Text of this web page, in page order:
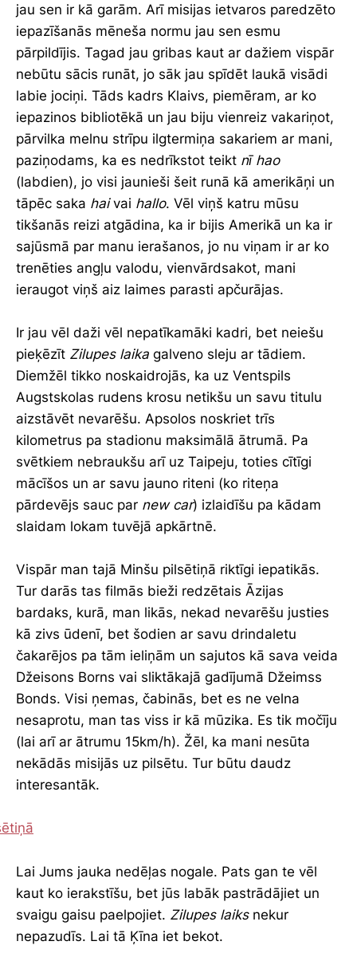
jau sen ir kā garām. Arī misijas ietvaros paredzēto
iepazīšanās mēneša normu jau sen esmu
pārpildījis. Tagad jau gribas kaut ar dažiem vispār
nebūtu sācis runāt, jo sāk jau spīdēt laukā visādi
labie jociņi. Tāds kadrs Klaivs, piemēram, ar ko
iepazinos bibliotēkā un jau biju vienreiz vakariņot,
pārvilka melnu strīpu ilgtermiņa sakariem ar mani,
paziņodams, ka es nedrīkstot teikt nī hao
(labdien), jo visi jaunieši šeit runā kā amerikāņi un
tāpēc saka haivai hallo. Vēl viņš katru mūsu
tikšanās reizi atgādina, ka ir bijis Amerikā un ka ir
sajūsmā par manu ierašanos, jo nu viņam ir ar ko
trenēties angļu valodu, vienvārdsakot, mani
ieraugot viņš aiz laimes parasti apčurājas.
Ir jau vēl daži vēl nepatīkamāki kadri, bet neiešu
pieķēzīt Zilupes laika galveno sleju ar tādiem.
Diemžēl tikko noskaidrojās, ka uz Ventspils
Augstskolas rudens krosu netikšu un savu titulu
aizstāvēt nevarēšu. Apsolos noskriet trīs
kilometrus pa stadionu maksimālā ātrumā. Pa
svētkiem nebraukšu arī uz Taipeju, toties cītīgi
mācīšos un ar savu jauno riteni (ko riteņa
pārdevējs sauc par new car) izlaidīšu pa kādam
slaidam lokam tuvējā apkārtnē.
Vispār man tajā Minšu pilsētiņā riktīgi iepatikās.
Tur darās tas filmās bieži redzētais Āzijas
bardaks, kurā, man likās, nekad nevarēšu justies
kā zivs ūdenī, bet šodien ar savu drindaletu
čakarējos pa tām ieliņām un sajutos kā sava veida
Džeisons Borns vai sliktākajā gadījumā Džeimss
Bonds. Visi ņemas, čabinās, bet es ne velna
nesaprotu, man tas viss ir kā mūzika. Es tik močīju
(lai arī ar ātrumu 15km/h). Žēl, ka mani nesūta
nekādās misijās uz pilsētu. Tur būtu daudz
interesantāk.
Lai Jums jauka nedēļas nogale. Pats gan te vēl
kaut ko ierakstīšu, bet jūs labāk pastrādājiet un
svaigu gaisu paelpojiet. Zilupes laiksnekur
nepazudīs. Lai tā Ķīna iet bekot.